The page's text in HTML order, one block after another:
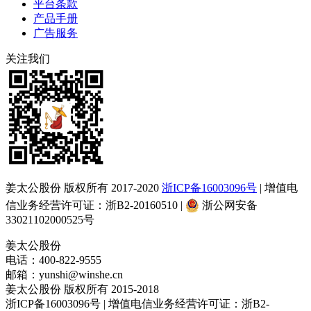
平台条款
产品手册
广告服务
关注我们
姜太公股份 版权所有 2017-2020 浙ICP备16003096号 | 增值电
信业务经营许可证：浙B2-20160510 |
浙公网安备
33021102000525号
姜太公股份
电话：400-822-9555
邮箱：yunshi@winshe.cn
姜太公股份 版权所有 2015-2018
浙ICP备16003096号 | 增值电信业务经营许可证：浙B2-